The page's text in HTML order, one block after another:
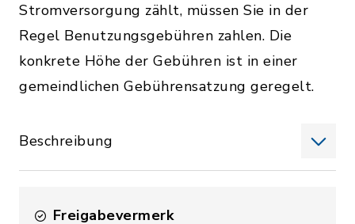
Stromversorgung zählt, müssen Sie in der
Regel Benutzungsgebühren zahlen. Die
konkrete Höhe der Gebühren ist in einer
gemeindlichen Gebührensatzung geregelt.
Beschreibung
Freigabevermerk